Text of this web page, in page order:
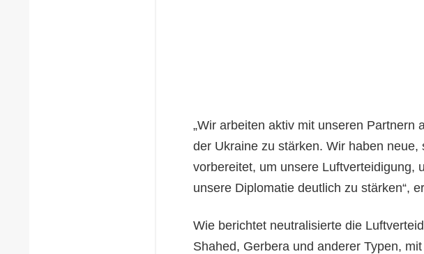
„Wir arbeiten aktiv mit unseren Partnern
der Ukraine zu stärken. Wir haben neue,
vorbereitet, um unsere Luftverteidigung,
unsere Diplomatie deutlich zu stärken“,
Wie berichtet neutralisierte die
Shahed, Gerbera und anderer Typen,